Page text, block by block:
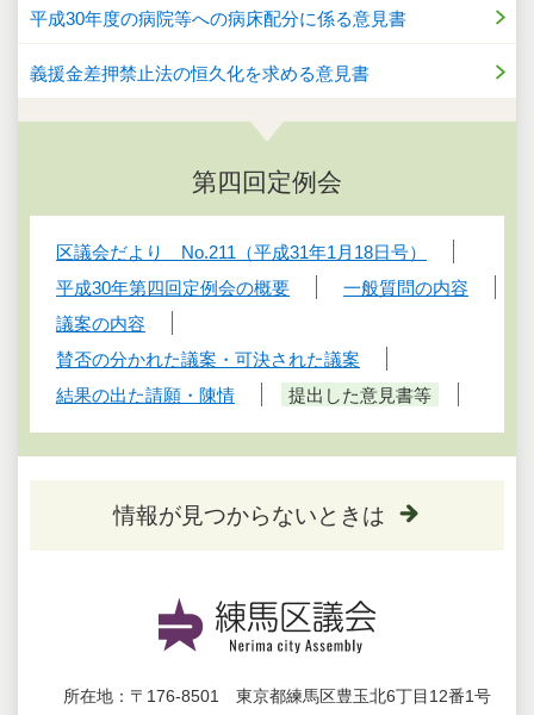
平成30年度の病院等への病床配分に係る意見書
義援金差押禁止法の恒久化を求める意見書
第四回定例会
区議会だより No.211（平成31年1月18日号）
平成30年第四回定例会の概要
一般質問の内容
議案の内容
賛否の分かれた議案・可決された議案
結果の出た請願・陳情
提出した意見書等
情報が見つからないときは
所在地： 〒176-8501 東京都練馬区豊玉北6丁目12番1号